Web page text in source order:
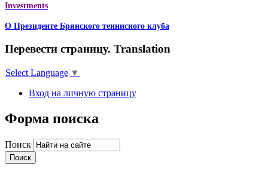
Investments
О Президенте Брянского теннисного клуба
Перевести страницу. Translation
Select Language ▼
Вход на личную страницу
Форма поиска
Поиск